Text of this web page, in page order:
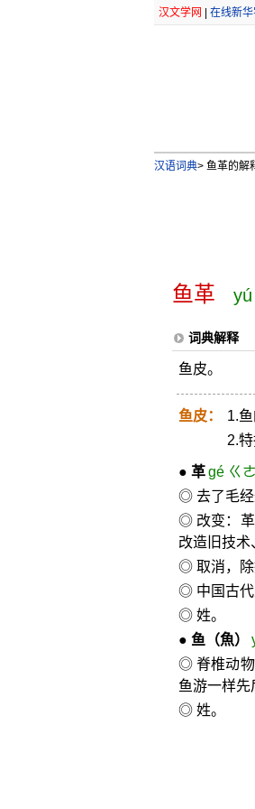
汉文学网 在线新
汉语词典>鱼革的解
鱼革
词典解释
鱼皮。
鱼皮：
1.
2.
● 革 gé ㄍ
◎ 去了毛经
◎ 改变：革
改造旧技术
◎ 取消，除
◎ 中国古代
◎ 姓。
● 鱼 （魚）
◎ 脊椎动物
鱼游一样先
◎ 姓。